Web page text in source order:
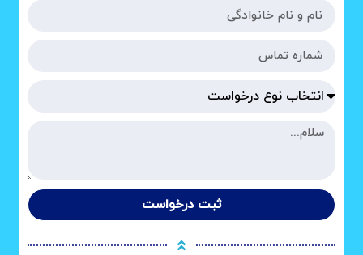
ثبت درخواست